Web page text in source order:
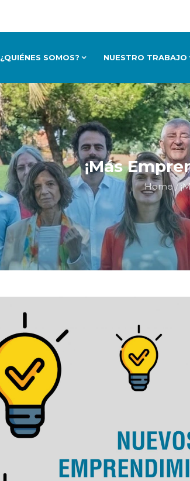
¿QUIÉNES SOMOS? NUESTRO TRABAJO
¡Más
Home/